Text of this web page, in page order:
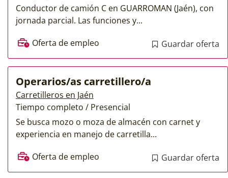
Conductor de camión C en GUARROMAN (Jaén), con
jornada parcial. Las funciones y...
Oferta de empleo
Guardar oferta
Operarios/as carretillero/a
Carretilleros en Jaén
Tiempo completo / Presencial
Se busca mozo o moza de almacén con carnet y
experiencia en manejo de carretilla...
Oferta de empleo
Guardar oferta